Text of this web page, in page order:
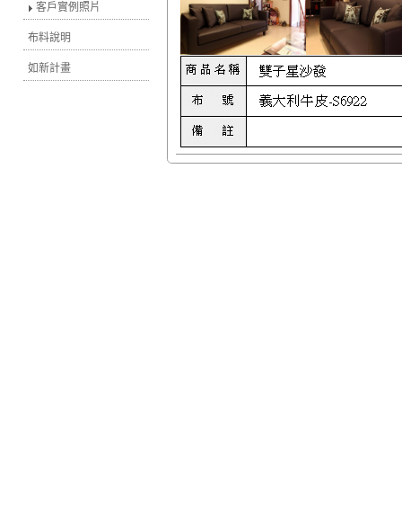
客戶實例照片
布料說明
如新計畫